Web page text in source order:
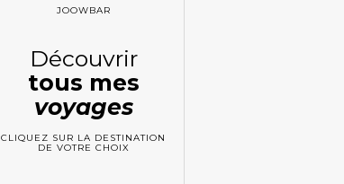
JOOWBAR
Découvrir
tous mes
voyages
CLIQUEZ SUR LA DESTINATION
DE VOTRE CHOIX